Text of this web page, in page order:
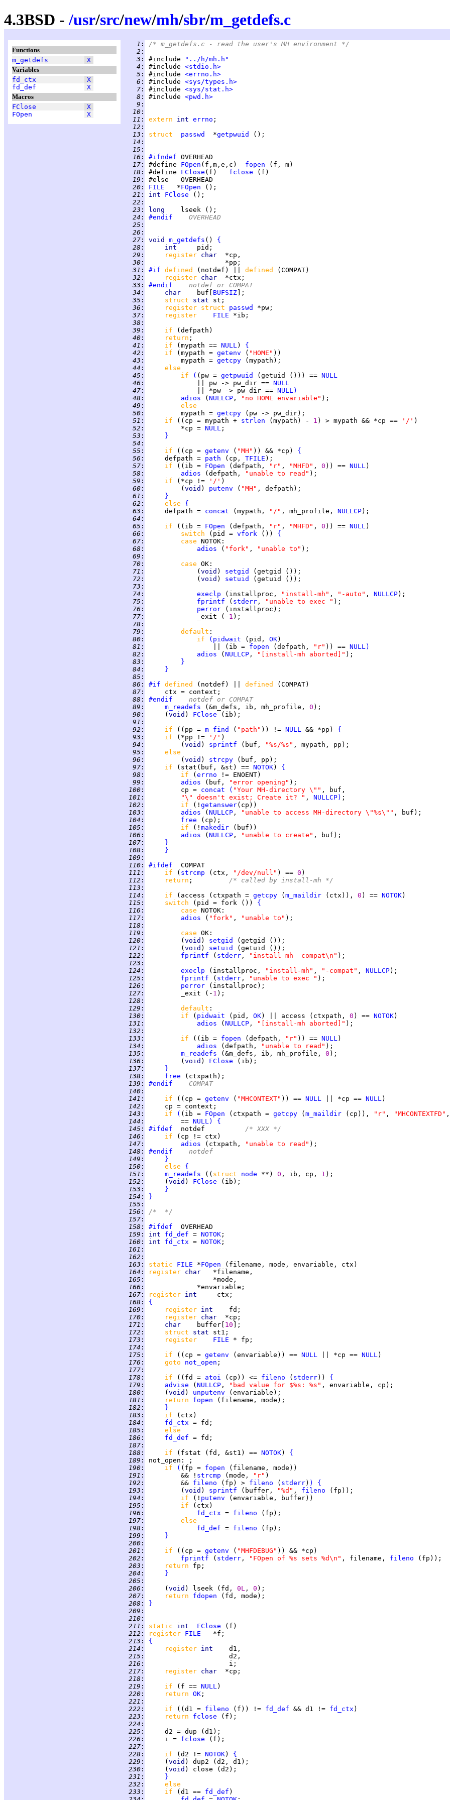
4.3BSD -/usr/src/new/mh/sbr/m_getdefs.c
Functions
m_getdefs
X
Variables
fd_ctx
X
fd_def
X
Macros
FClose
X
FOpen
X
   1
:
/* m_getdefs.c - read the user's MH environment */
   2
:
   3
: #include
"../h/mh.h"
   4
: #include <stdio.h>
   5
: #include <errno.h>
   6
: #include <sys/types.h>
   7
: #include <sys/stat.h>
   8
: #include <pwd.h>
   9
:
  10
:
  11
: extern int errno
  12
:
  13
: struct passwd
  *
getpwuid
  14
:
  15
:
  16
: #ifndef
  17
: #define FOpen (f,m,e,c) fopen
  18
: #define FClose (f) fclose
  19
:
  20
: FILE
   *
FOpen
  21
: int FClose
  22
:
  23
: long
  24
: #endif
	OVERHEAD
  25
:
  26
:
  27
: void m_getdefs () {
  28
: int
  29
: register char
  30
:
  31
: #if defined (notdef) || defined
  32
: register char
  33
: #endif
	notdef or COMPAT
  34
: char buf[ BUFSIZ
  35
: struct stat
  36
: register struct passwd
  37
: register FILE
  38
:
  39
: if
  40
: return
  41
: if (mypath == NULL ) {
  42
: if (mypath = getenv ( "HOME"
  43
:
         mypath =
getcpy
  44
:
else
  45
: if ( (pw = getpwuid (getuid ())) == NULL
  46
:
             || pw -> pw_dir ==
NULL
  47
:
             || *pw -> pw_dir ==
NULL )
  48
: adios ( NULLCP , "no HOME envariable"
  49
:
else
  50
:
         mypath =
getcpy
  51
: if ((cp = mypath + strlen (mypath) - 1 ) > mypath && *cp == '/'
  52
:
         *cp =
NULL
  53
:
}
  54
:
  55
: if ((cp = getenv ( "MH" )) && *cp) {
  56
:
     defpath =
path (cp, TFILE
  57
: if ((ib = FOpen (defpath, "r" , "MHFD" , 0 )) == NULL
  58
: adios (defpath, "unable to read"
  59
: if (*cp != '/'
  60
:
         (
void ) putenv ( "MH"
  61
:
}
  62
: else {
  63
:
     defpath =
concat (mypath, "/" , mh_profile, NULLCP
  64
:
  65
: if ((ib = FOpen (defpath, "r" , "MHFD" , 0 )) == NULL
  66
: switch (pid = vfork ()) {
  67
: case NOTOK
  68
: adios ( "fork" , "unable to"
  69
:
  70
: case OK
  71
:
             (
void ) setgid
  72
:
             (
void ) setuid
  73
:
  74
: execlp (installproc, "install-mh" , "-auto" , NULLCP
  75
: fprintf ( stderr , "unable to exec "
  76
: perror
  77
:
             _exit (-
1
  78
:
  79
: default
  80
: if ( pidwait (pid, OK
  81
:
                 || (ib =
fopen (defpath, "r" )) == NULL )
  82
: adios ( NULLCP , "[install-mh aborted]"
  83
:
}
  84
:
}
  85
:
  86
: #if defined (notdef) || defined
  87
:
  88
: #endif
	notdef or COMPAT
  89
: m_readefs (&m_defs, ib, mh_profile, 0
  90
:
     (
void ) FClose
  91
:
  92
: if ((pp = m_find ( "path" )) != NULL && *pp) {
  93
: if (*pp != '/'
  94
:
         (
void ) sprintf (buf, "%s/%s"
  95
:
else
  96
:
         (
void ) strcpy
  97
: if (stat(buf, &st) == NOTOK) {
  98
: if ( errno
  99
: adios (buf, "error opening"
100 :
         cp =
concat ( "Your MH-directory \""
101 : "\" doesn't exist; Create it? " , NULLCP)
102 : if (! getanswer
103 : adios ( NULLCP , "unable to access MH-directory \"%s\""
104 : free
105 : if (! makedir
106 : adios ( NULLCP , "unable to create"
107 :
}
108 :
}
109 :
110 : #ifdef
111 : if ( strcmp (ctx, "/dev/null" ) == 0
112 : return ;
/* called by install-mh */
113 :
114 : if (access (ctxpath = getcpy ( m_maildir (ctx)), 0 ) == NOTOK
115 : switch (pid = fork ()) {
116 : case
117 : adios ( "fork" , "unable to"
118 :
119 : case
120 :
         (
void ) setgid
121 :
         (
void ) setuid
122 : fprintf ( stderr , "install-mh -compat\n"
123 :
124 : execlp (installproc, "install-mh" , "-compat" , NULLCP
125 : fprintf ( stderr , "unable to exec "
126 : perror
127 :
         _exit (-
1
128 :
129 : default
130 : if ( pidwait (pid, OK) || access (ctxpath, 0 ) == NOTOK
131 : adios ( NULLCP , "[install-mh aborted]"
132 :
133 : if ((ib = fopen (defpath, "r" )) == NULL
134 : adios (defpath, "unable to read"
135 : m_readefs (&m_defs, ib, mh_profile, 0
136 :
         (
void ) FClose
137 :
}
138 : free
139 : #endif
	COMPAT
140 :
141 : if ((cp = getenv ( "MHCONTEXT" )) == NULL || *cp == NULL
142 :
143 : if ( (ib = FOpen (ctxpath = getcpy ( m_maildir (cp)), "r" , "MHCONTEXTFD"
144 :
         ==
NULL )
{
145 : #ifdef
  notdef
/* XXX */
146 : if
147 : adios (ctxpath, "unable to read"
148 : #endif
	notdef
149 :
}
150 : else {
151 : m_readefs (( struct node **) 0 , ib, cp, 1
152 :
     (
void ) FClose
153 :
}
154 :
}
155 :
156 :
/*  */
157 :
158 : #ifdef
159 : int fd_def = NOTOK
160 : int fd_ctx = NOTOK
161 :
162 :
163 : static FILE *FOpen
164 : register char
165 :
166 :
167 : register int
168 :
{
169 : register int
170 : register char
171 : char buffer[ 10
172 : struct stat
173 : register FILE
174 :
175 : if ((cp = getenv (envariable)) == NULL || *cp == NULL
176 : goto not_open
177 :
178 : if ((fd = atoi (cp)) <= fileno ( stderr)) {
179 : advise ( NULLCP , "bad value for $%s: %s"
180 :
     (
void ) unputenv
181 : return fopen
182 :
}
183 : if
184 : fd_ctx
185 :
else
186 : fd_def
187 :
188 : if (fstat (fd, &st1) == NOTOK) {
189 : not_open
190 : if ( (fp = fopen
191 :
         && !
strcmp (mode, "r"
192 :
         &&
fileno (fp) > fileno ( stderr) )
{
193 :
         (
void ) sprintf (buffer, "%d" , fileno
194 : if (! putenv
195 : if
196 : fd_ctx = fileno
197 :
else
198 : fd_def = fileno
199 :
}
200 :
201 : if ((cp = getenv ( "MHFDEBUG"
202 : fprintf ( stderr , "FOpen of %s sets %d\n" , filename, fileno
203 : return
204 :
}
205 :
206 :
     (
void ) lseek (fd, 0L , 0
207 : return fdopen
208 :
}
209 :
210 :
211 : static int FClose
212 : register FILE
213 :
{
214 : register int
215 :
216 :
217 : register char
218 :
219 : if (f == NULL
220 : return OK
221 :
222 : if ((d1 = fileno (f)) != fd_def && d1 != fd_ctx
223 : return fclose
224 :
225 :
226 :
     i =
fclose
227 :
228 : if (d2 != NOTOK) {
229 :
     (
void
230 :
     (
void
231 :
}
232 :
else
233 : if (d1 == fd_def